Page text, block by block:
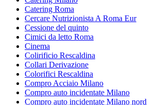
Catering Roma
Cercare Nutrizionista A Roma Eur
Cessione del quinto
Cimici da letto Roma
Cinema
Colirificio Rescaldina
Collari Derivazione
Colorifici Rescaldina
Compro Acciaio Milano
Compro auto incidentate Milano
Compro auto incidentate Milano nord